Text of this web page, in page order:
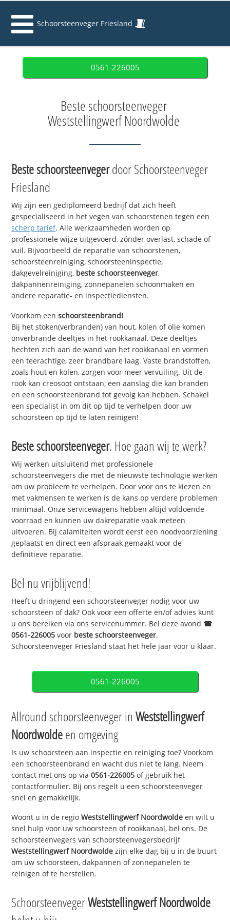
Schoorsteenveger Friesland
0561-226005
Beste schoorsteenveger
Weststellingwerf Noordwolde
Beste schoorsteenvegerdoor Schoorsteenveger
Friesland
Wij zijn een gediplomeerd bedrijf dat zich heeft
gespecialiseerd in het vegen van schoorstenen tegen een
scherp tarief. Alle werkzaamheden worden op
professionele wijze uitgevoerd, zónder overlast, schade of
vuil. Bijvoorbeeld de reparatie van schoorstenen,
schoorsteenreiniging, schoorsteeninspectie,
dakgevelreiniging, beste schoorsteenveger,
dakpannenreiniging, zonnepanelen schoonmaken en
andere reparatie- en inspectiediensten.
Voorkom eenschoorsteenbrand!
Bij het stoken(verbranden) van hout, kolen of olie komen
onverbrande deeltjes in het rookkanaal. Deze deeltjes
hechten zich aan de wand van het rookkanaal en vormen
een teerachtige, zeer brandbare laag. Vaste brandstoffen,
zoals hout en kolen, zorgen voor meer vervuiling. Uit de
rook kan creosoot ontstaan, een aanslag die kan branden
en een schoorsteenbrand tot gevolg kan hebben. Schakel
een specialist in om dit op tijd te verhelpen door uw
schoorsteen op tijd te laten reinigen!
Beste schoorsteenveger. Hoe gaan wij te werk?
Wij werken uitsluitend met professionele
schoorsteenvegers die met de nieuwste technologie werken
om uw probleem te verhelpen. Door voor ons te kiezen en
met vakmensen te werken is de kans op verdere problemen
minimaal. Onze servicewagens hebben altijd voldoende
voorraad en kunnen uw dakreparatie vaak meteen
uitvoeren. Bij calamiteiten wordt eerst een noodvoorziening
geplaatst en direct een afspraak gemaakt voor de
definitieve reparatie.
Bel nu vrijblijvend!
Heeft u dringend een schoorsteenveger nodig voor uw
schoorsteen of dak? Ook voor een offerte en/of advies kunt
u ons bereiken via ons servicenummer. Bel deze avond ☎
0561-226005 voor beste schoorsteenveger.
Schoorsteenveger Friesland staat het hele jaar voor u klaar.
0561-226005
Allround schoorsteenveger inWeststellingwerf
Noordwoldeen omgeving
Is uw schoorsteen aan inspectie en reiniging toe? Voorkom
een schoorsteenbrand en wacht dus niet te lang. Neem
contact met ons op via0561-226005 of gebruik het
contactformulier. Bij ons regelt u een schoorsteenveger
snel en gemakkelijk.
Woont u in de regioWeststellingwerf Noordwolde en wilt u
snel hulp voor uw schoorsteen of rookkanaal, bel ons. De
schoorsteenvegers van schoorsteenvegersbedrijf
Weststellingwerf Noordwolde zijn elke dag bij u in de buurt
om uw schoorsteen, dakpannen of zonnepanelen te
reinigen of te herstellen.
SchoorsteenvegerWeststellingwerf Noordwolde